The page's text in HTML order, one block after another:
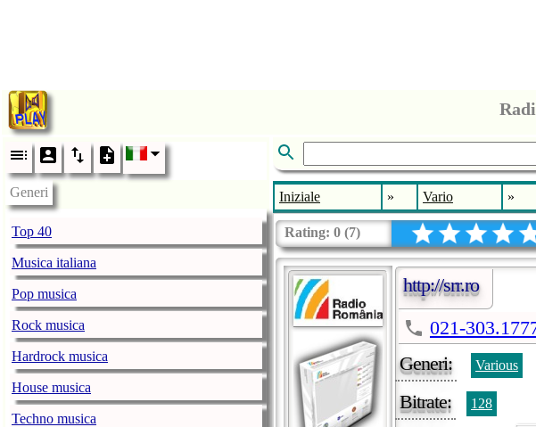
Generi
Top 40
Musica italiana
Pop musica
Rock musica
Hardrock musica
House musica
Techno musica
Iniziale » Vario »
Rating: 0 (7)
http://srr.ro
021-
Generi:
Various
Bitrate: 128